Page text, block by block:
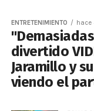
ENTRETENIMIENTO hace
divertido
Jaramillo y
viendo el